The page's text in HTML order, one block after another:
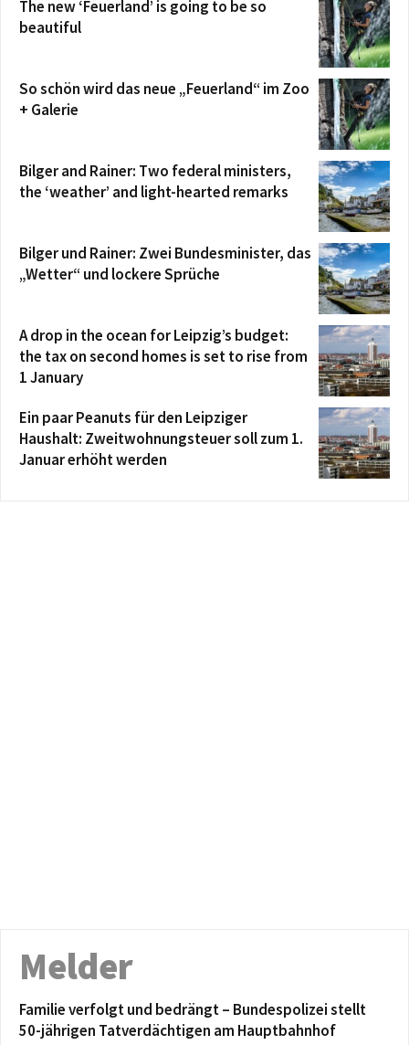
The new ‘Feuerland’ is going to be so
beautiful
So schön wird das neue „Feuerland“ im Zoo
+ Galerie
Bilger and Rainer: Two federal ministers,
the ‘weather’ and light-hearted remarks
Bilger und Rainer: Zwei Bundesminister, das
„Wetter“ und lockere Sprüche
A drop in the ocean for Leipzig’s budget:
the tax on second homes is set to rise from
1 January
Ein paar Peanuts für den Leipziger
Haushalt: Zweitwohnungsteuer soll zum 1.
Januar erhöht werden
Melder
Familie verfolgt und bedrängt – Bundespolizei stellt
50-jährigen Tatverdächtigen am Hauptbahnhof